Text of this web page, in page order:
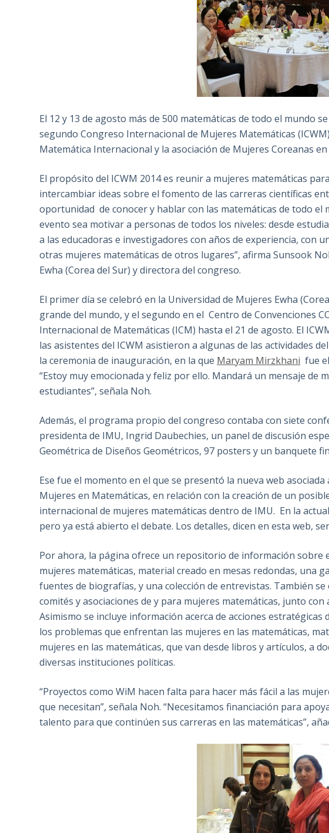
El 12 y 13 de agosto más de 500 matemáticas de todo el mundo
segundo Congreso Internacional de Mujeres Matemáticas
Matemática Internacional y la asociación de Mujeres Coreanas
El propósito del ICWM 2014 es reunir a mujeres matemáticas
intercambiar ideas sobre el fomento de las carreras científicas
oportunidad de conocer y hablar con las matemáticas de todo el
evento sea motivar a personas de todos los niveles: desde
a las educadoras e investigadores con años de experiencia, con
otras mujeres matemáticas de otros lugares”, afirma Sunsook
Ewha (Corea del Sur) y directora del congreso.
El primer día se celebró en la Universidad de Mujeres Ewha
grande del mundo, y el segundo en el Centro de Convenciones
Internacional de Matemáticas (ICM) hasta el 21 de agosto. El
las asistentes del ICWM asistieron a algunas de las actividades
la ceremonia de inauguración, en la que Maryam Mirzkhani fue
“Estoy muy emocionada y feliz por ello. Mandará un mensaje de
estudiantes”, señala Noh.
Además, el programa propio del congreso contaba con siete
presidenta de IMU, Ingrid Daubechies, un panel de discusión
Geométrica de Diseños Geométricos, 97 posters y un banquete
Ese fue el momento en el que se presentó la nueva web
Mujeres en Matemáticas, en relación con la creación de un
internacional de mujeres matemáticas dentro de IMU. En la
pero ya está abierto el debate. Los detalles, dicen en esta web,
Por ahora, la página ofrece un repositorio de información sobre
mujeres matemáticas, material creado en mesas redondas, una
fuentes de biografías, y una colección de entrevistas. También
comités y asociaciones de y para mujeres matemáticas, junto
Asimismo se incluye información acerca de acciones
los problemas que enfrentan las mujeres en las matemáticas,
mujeres en las matemáticas, que van desde libros y artículos, a
diversas instituciones políticas.
“Proyectos como WiM hacen falta para hacer más fácil a las
que necesitan”, señala Noh. “Necesitamos financiación para
talento para que continúen sus carreras en las matemáticas”,